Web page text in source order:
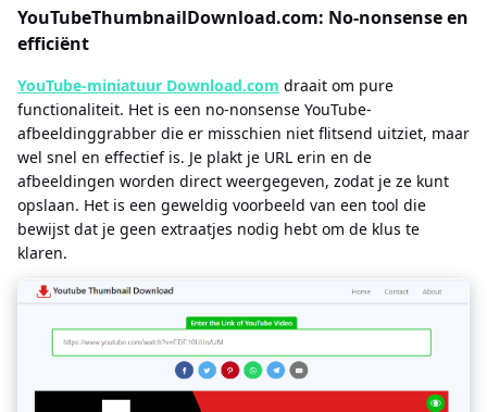
YouTubeThumbnailDownload.com: No-nonsense en
efficiënt
YouTube-miniatuur Download.com draait om pure
functionaliteit. Het is een no-nonsense YouTube-
afbeeldinggrabber die er misschien niet flitsend uitziet, maar
wel snel en effectief is. Je plakt je URL erin en de
afbeeldingen worden direct weergegeven, zodat je ze kunt
opslaan. Het is een geweldig voorbeeld van een tool die
bewijst dat je geen extraatjes nodig hebt om de klus te
klaren.